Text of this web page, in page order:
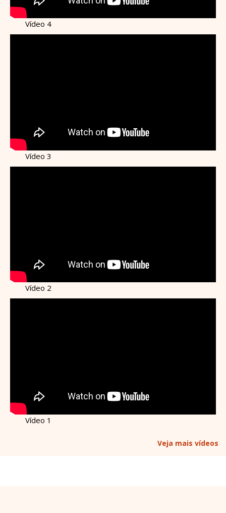
Vídeo 4
Vídeo 3
Vídeo 2
Vídeo 1
Veja mais vídeos